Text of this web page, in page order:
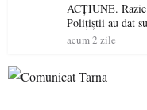
ACȚIUNE.
Polițiștii au dat
permis într-o
acum 2 zile